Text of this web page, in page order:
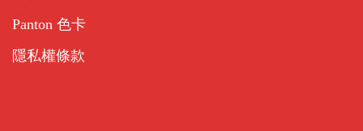
Panton 色卡
隱私權條款